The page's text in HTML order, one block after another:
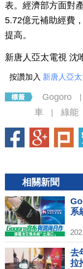
表。經濟部方面對
5.72億元補助經費
提高。
新唐人亞太電視 沈
按讚加入 新唐人亞
Gogoro
車
綠能
相關新聞
系
去
拉